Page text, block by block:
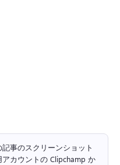
記事のスクリーンショット
アカウントの Clipchamp か